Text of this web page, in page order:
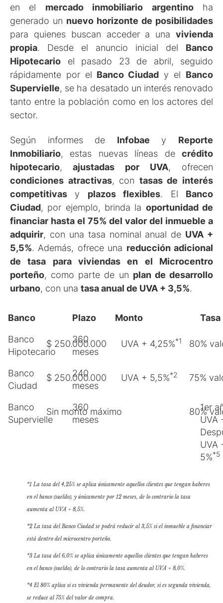
en el mercado inmobiliario argentinoha
generado un nuevo horizonte de posibilidades
para quienes buscan acceder a una vivienda
propia. Desde el anuncio inicial del Banco
Hipotecario el pasado 23 de abril, seguido
rápidamente por el Banco Ciudad y el Banco
Supervielle, se ha desatado un interés renovado
tanto entre la población como en los actores del
sector.
Según informes de Infobae y Reporte
Inmobiliario, estas nuevas líneas de crédito
hipotecario, ajustadas por UVA, ofrecen
condiciones atractivas, con tasas de interés
competitivas y plazos flexibles. El Banco
Ciudad, por ejemplo, brinda la oportunidad de
financiar hasta el 75% del valor del inmueble a
adquirir, con una tasa nominal anual de UVA +
5,5%. Además, ofrece una reducción adicional
de tasa para viviendas en el Microcentro
porteño, como parte de un plan de desarrollo
urbano, con una tasa anual de UVA + 3,5%.
Banco Plazo Monto Tasa
Banco
Hipotecario
360
meses
$ 250.000.000 UVA + 4,25%*1 80%
Banco
Ciudad
240
meses
$ 250.000.000 UVA + 5,5%*2 75%
Banco
Supervielle
360
meses
Sin monto máximo
1er
UVA
UVA
5%*5
80%
*1 La tasa del 4,25% se aplica únicamente aquellos clientes que tengan haberes
en el banco (sueldo), y únicamente por 12 meses, de lo contrario la tasa
aumenta al UVA + 8,5%.
*2 La tasa del Banco Ciudad se podrá reducir al 3,5% si el inmueble a financiar
está dentro del microcentro porteño.
*3 La tasa del 6,0% se aplica únicamente aquellos clientes que tengan haberes
en el banco (sueldo), de lo contrario la tasa aumenta al UVA + 8,0%.
*4 El 80% aplica si es vivienda permanente del deudor, si es segunda vivienda,
se reduce al 75% del valor de compra.